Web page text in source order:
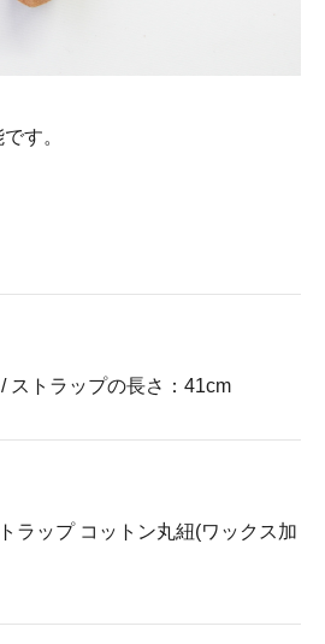
す。
ストラップの長さ：41cm
ラップ コットン丸紐(ワックス加